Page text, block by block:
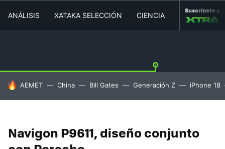
ANÁLISIS XATAKA SELECCIÓN CIENCIA MOVILIDAD
Suscríbete a
HOY SE HABLA DE
AEMET China Bill Gates Generación Z iPhone 18
Navigon P9611, diseño conjunto